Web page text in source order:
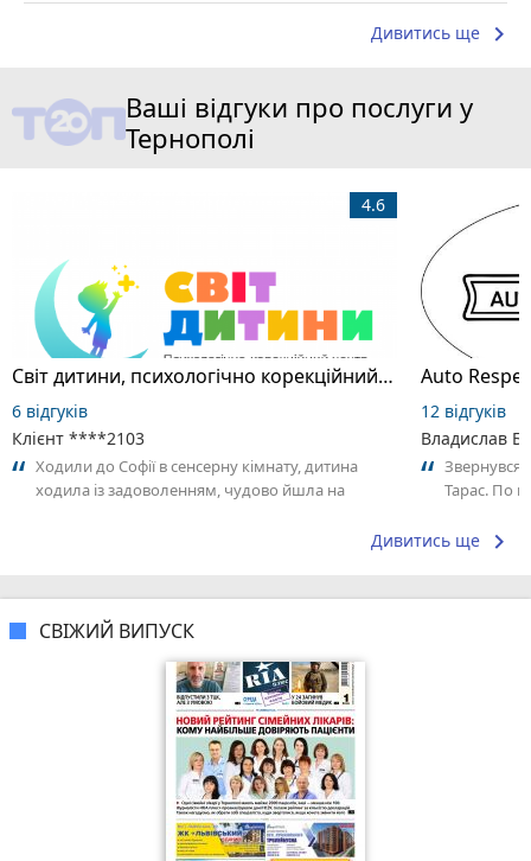
Дивитись ще keyboard_arrow_right
Ваші відгуки про послуги у
Тернополі
Світ дитини, психологічно корекційний центр
4.6
6 відгуків
Клієнт ****2103
Ходили до Софії в сенсерну кімнату, дитина
ходила із задоволенням, чудово йшла на
Auto
12 відгуків
Владислав
Звернувся
Тарас. По
Дивитись ще keyboard_arrow_right
СВІЖИЙ ВИПУСК